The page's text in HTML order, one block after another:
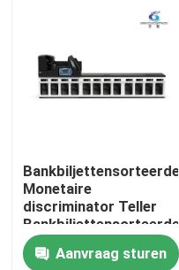
Bankbiljettensorteerder
Monetaire
discriminator Teller
Bankbiljettensorteerder
Geldwaarde-teller met
SN-lezing CIS
Aanvraag sturen